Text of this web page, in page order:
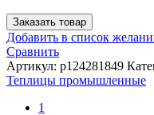
Заказать товар
Добавить в список
Сравнить
Артикул: p124281849
Теплицы промышленные
1